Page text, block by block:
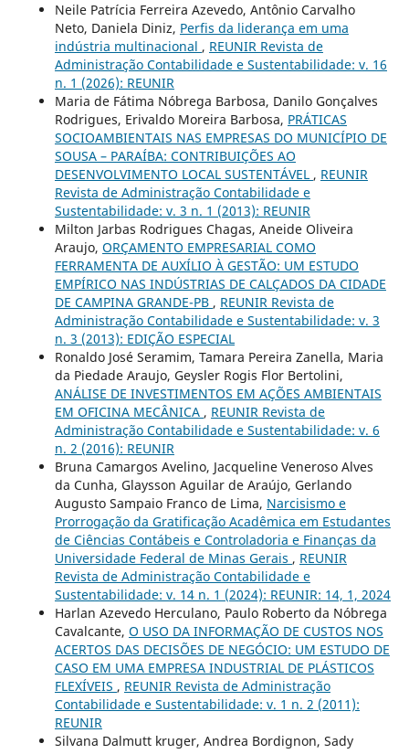
Neile Patrícia Ferreira Azevedo, Antônio Carvalho
Neto, Daniela Diniz, Perfis da liderança em uma
indústria multinacional , REUNIR Revista de
Administração Contabilidade e Sustentabilidade: v. 16
n. 1 (2026): REUNIR
Maria de Fátima Nóbrega Barbosa, Danilo Gonçalves
Rodrigues, Erivaldo Moreira Barbosa, PRÁTICAS
SOCIOAMBIENTAIS NAS EMPRESAS DO MUNICÍPIO DE
SOUSA – PARAÍBA: CONTRIBUIÇÕES AO
DESENVOLVIMENTO LOCAL SUSTENTÁVEL , REUNIR
Revista de Administração Contabilidade e
Sustentabilidade: v. 3 n. 1 (2013): REUNIR
Milton Jarbas Rodrigues Chagas, Aneide Oliveira
Araujo, ORÇAMENTO EMPRESARIAL COMO
FERRAMENTA DE AUXÍLIO À GESTÃO: UM ESTUDO
EMPÍRICO NAS INDÚSTRIAS DE CALÇADOS DA CIDADE
DE CAMPINA GRANDE-PB , REUNIR Revista de
Administração Contabilidade e Sustentabilidade: v. 3
n. 3 (2013): EDIÇÃO ESPECIAL
Ronaldo José Seramim, Tamara Pereira Zanella, Maria
da Piedade Araujo, Geysler Rogis Flor Bertolini,
ANÁLISE DE INVESTIMENTOS EM AÇÕES AMBIENTAIS
EM OFICINA MECÂNICA , REUNIR Revista de
Administração Contabilidade e Sustentabilidade: v. 6
n. 2 (2016): REUNIR
Bruna Camargos Avelino, Jacqueline Veneroso Alves
da Cunha, Glaysson Aguilar de Araújo, Gerlando
Augusto Sampaio Franco de Lima, Narcisismo e
Prorrogação da Gratificação Acadêmica em Estudantes
de Ciências Contábeis e Controladoria e Finanças da
Universidade Federal de Minas Gerais , REUNIR
Revista de Administração Contabilidade e
Sustentabilidade: v. 14 n. 1 (2024): REUNIR: 14, 1, 2024
Harlan Azevedo Herculano, Paulo Roberto da Nóbrega
Cavalcante, O USO DA INFORMAÇÃO DE CUSTOS NOS
ACERTOS DAS DECISÕES DE NEGÓCIO: UM ESTUDO DE
CASO EM UMA EMPRESA INDUSTRIAL DE PLÁSTICOS
FLEXÍVEIS , REUNIR Revista de Administração
Contabilidade e Sustentabilidade: v. 1 n. 2 (2011):
REUNIR
Silvana Dalmutt kruger, Andrea Bordignon, Sady